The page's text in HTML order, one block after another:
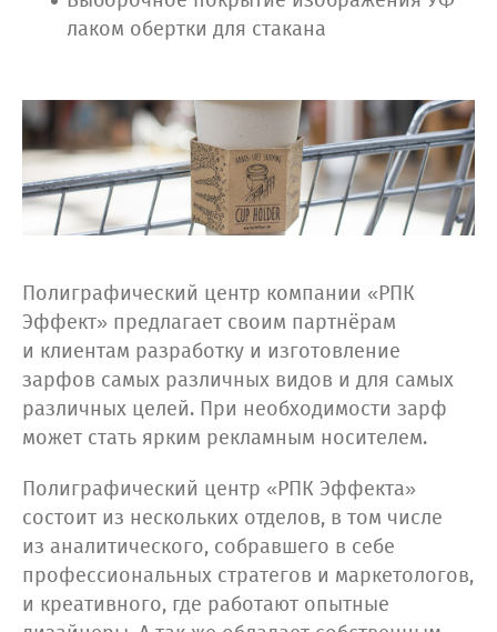
лаком обертки для стакана
Полиграфический центр компании «РПК
Эффект» предлагает своим партнёрам
и клиентам разработку и изготовление
зарфов самых различных видов и для самых
различных целей. При необходимости зарф
может стать ярким рекламным носителем.
Полиграфический центр «РПК Эффекта»
состоит из нескольких отделов, в том числе
из аналитического, собравшего в себе
профессиональных стратегов и маркетологов,
и креативного, где работают опытные